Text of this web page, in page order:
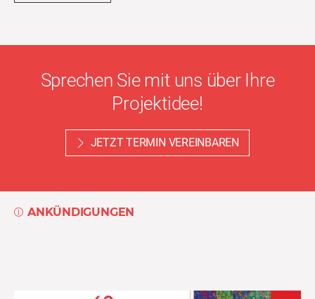
Sprechen Sie mit uns über Ihre
Projektidee!
JETZT TERMIN VEREINBAREN
ANKÜNDIGUNGEN